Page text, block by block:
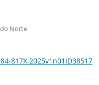
Norte
817X.2025v1n01ID38517